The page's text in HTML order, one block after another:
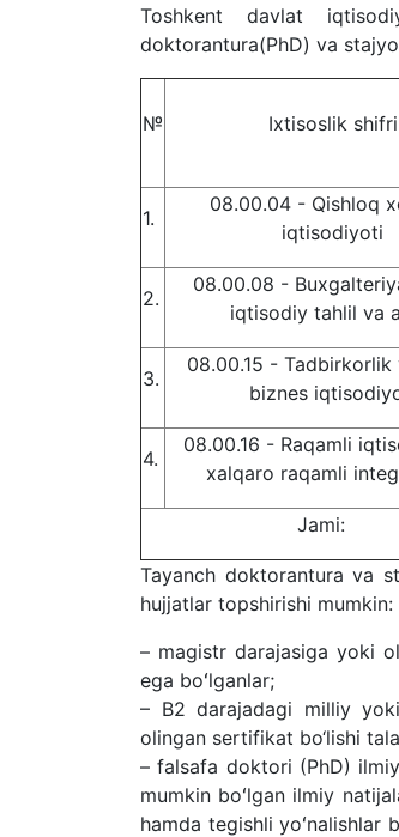
Toshkent davlat
doktorantura(PhD) va
№ Ixtisoslik shifri
1.
08.00.04 - Qishloq x
iqtisodiyoti
2.
08.00.08 -
iqtisodiy tahlil va
3.
08.00.15 - Tadbirkorlik
biznes
4.
08.00.16 - Raqamli
xalqaro raqamli
Jami:
Tayanch doktorantura va
hujjatlar topshirishi mumkin:
– magistr darajasiga yoki
ega boʻlganlar;
– B2 darajadagi milliy
olingan sertifikat bo‘lishi
–falsafa doktori (PhD)
mumkin boʻlgan ilmiy
hamda tegishli yoʻnalishlar